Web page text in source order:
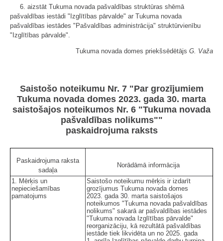
6. aizstāt Tukuma novada pašvaldības struktūras shēmā
pašvaldības iestādi "Izglītības pārvalde" ar Tukuma novada
pašvaldības iestādes "Pašvaldības administrācija" struktūrvienību
"Izglītības pārvalde".
Tukuma novada domes priekšsēdētājs G. Važa
Saistošo noteikumu Nr. 7 "Par grozījumiem
Tukuma novada domes 2023. gada 30. marta
saistošajos noteikumos Nr. 6 "Tukuma novada
pašvaldības nolikums""
paskaidrojuma raksts
Paskaidrojuma raksta
sadaļa
Norādāmā informācija
1. Mērķis un
nepieciešamības
pamatojums
Saistošo noteikumu mērķis ir izdarīt
grozījumus Tukuma novada domes
2023. gada 30. marta saistošajos
noteikumos "Tukuma novada pašvaldības
nolikums" sakarā ar pašvaldības iestādes
"Tukuma novada Izglītības pārvalde"
reorganizāciju, kā rezultātā pašvaldības
iestāde tiek likvidēta un no 2025. gada